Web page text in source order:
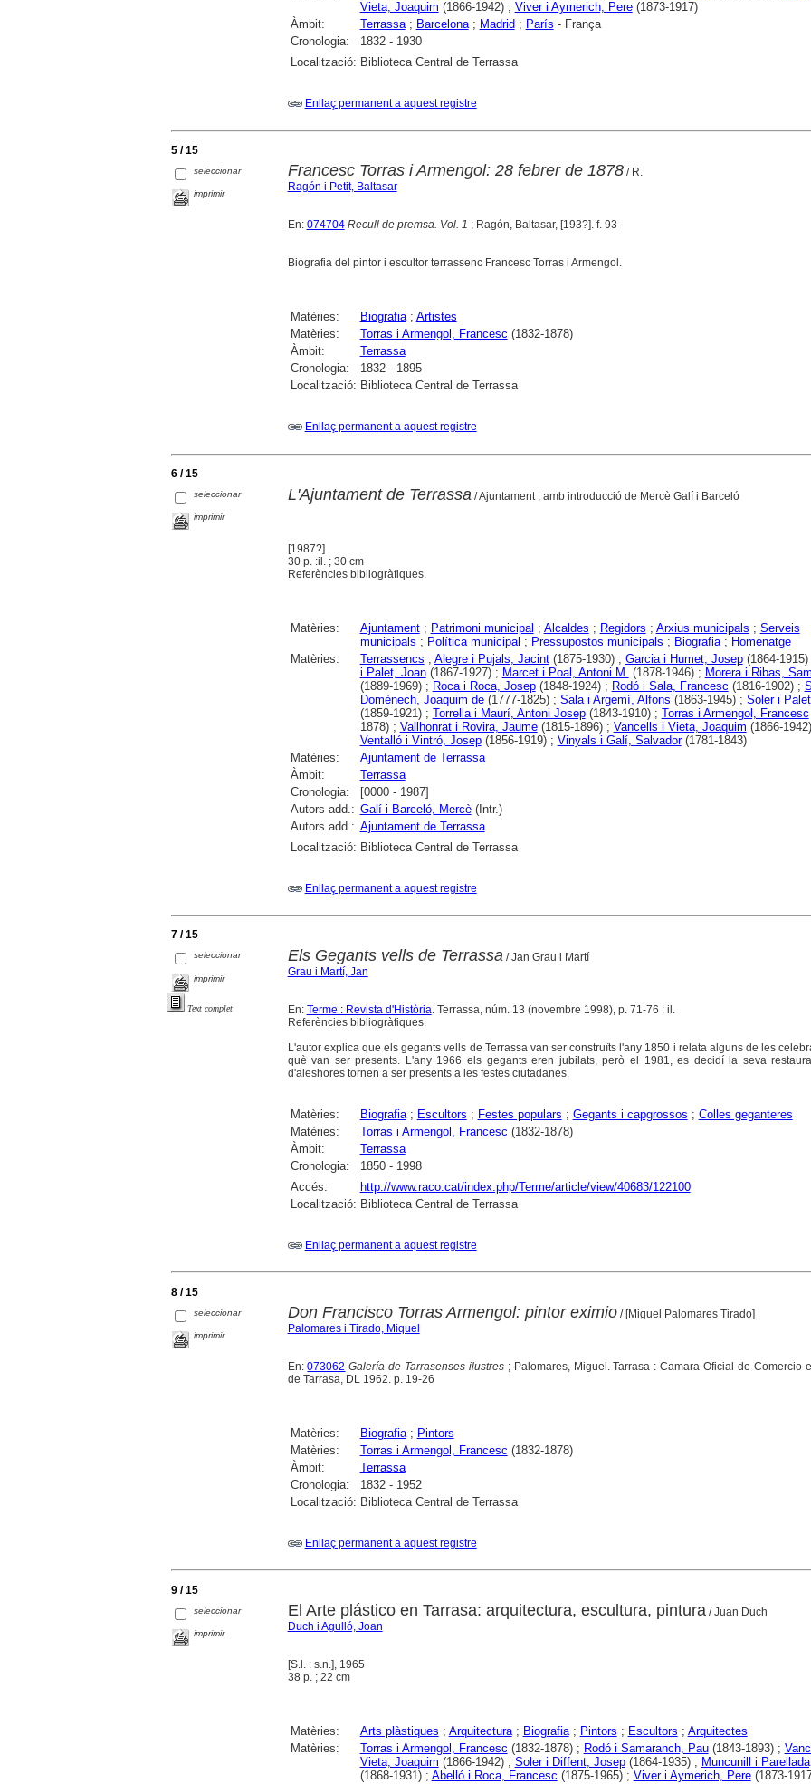
Vieta, Joaquim (1866-1942) ; Viver i Aymerich, Pere(1873-1917)
Àmbit:
Terrassa; Barcelona; Madrid ; París - França
Cronologia:
1832 - 1930
Localització: Biblioteca Central de Terrassa
Enllaç permanent a aquest registre
5 / 15
seleccionar
imprimir
Francesc Torras i Armengol: 28 febrer de 1878/ R.
Ragón i Petit, Baltasar
En: 074704 Recull de premsa. Vol. 1 ; Ragón, Baltasar, [193?]. f. 93
Biografia del pintor i escultor terrassenc Francesc Torras i Armengol.
Matèries: Biografia; Artistes
Matèries:
Torras i Armengol, Francesc (1832-1878)
Àmbit:
Terrassa
Cronologia:
1832 - 1895
Localització: Biblioteca Central de Terrassa
Enllaç permanent a aquest registre
6 / 15
seleccionar
imprimir
L'Ajuntament de Terrassa / Ajuntament ; amb introducció de Mercè Galí i Barceló
[1987?]
30 p. :il. ; 30 cm
Referències bibliogràfiques.
Matèries: Ajuntament; Patrimoni municipal ; Alcaldes ; Regidors ; Arxius municipals ; Serveis
municipals ; Política municipal ; Pressupostos municipals ; Biografia; Homenatge
Matèries:
Terrassencs ; Alegre i Pujals, Jacint(1875-1930) ; Garcia i Humet, Josep(1864-1915)
i Palet, Joan(1867-1927) ; Marcet i Poal, Antoni M. (1878-1946) ; Morera i Ribas,
(1889-1969) ; Roca i Roca, Josep(1848-1924) ; Rodó i Sala, Francesc (1816-1902) ;
Domènech, Joaquim de(1777-1825) ; Sala i Argemí, Alfons (1863-1945) ; Soler i
(1859-1921) ; Torrella i Maurí, Antoni Josep(1843-1910) ; Torras i Armengol, Francesc
1878) ; Vallhonrat i Rovira, Jaume(1815-1896) ; Vancells i Vieta, Joaquim (1866-
Ventalló i Vintró, Josep(1856-1919) ; Vinyals i Galí, Salvador(1781-1843)
Matèries:
Ajuntament de Terrassa
Àmbit:
Terrassa
Cronologia:
[0000 - 1987]
Autors add.: Galí i Barceló, Mercè(Intr.)
Autors add.: Ajuntament de Terrassa
Localització: Biblioteca Central de Terrassa
Enllaç permanent a aquest registre
7 / 15
seleccionar
imprimir
Text complet
Els Gegants vells de Terrassa / Jan Grau i Martí
Grau i Martí, Jan
En: Terme : Revista d'Història . Terrassa, núm. 13 (novembre 1998), p. 71-76 : il.
Referències bibliogràfiques.
L'autor explica que els gegants vells de Terrassa van ser construïts l'any 1850 i relata alguns de les
què van ser presents. L'any 1966 els gegants eren jubilats, però el 1981, es decidí la seva
d'aleshores tornen a ser presents a les festes ciutadanes.
Matèries: Biografia; Escultors ; Festes populars ; Gegants i capgrossos ; Colles geganteres
Matèries:
Torras i Armengol, Francesc (1832-1878)
Àmbit:
Terrassa
Cronologia:
1850 - 1998
Accés:
http://www.raco.cat/index.php/Terme/article/view/40683/122100
Localització: Biblioteca Central de Terrassa
Enllaç permanent a aquest registre
8 / 15
seleccionar
imprimir
Don Francisco Torras Armengol: pintor eximio/ [Miguel Palomares Tirado]
Palomares i Tirado, Miquel
En:073062 Galería de Tarrasenses ilustres; Palomares, Miguel. Tarrasa : Camara Oficial de Comercio
de Tarrasa, DL 1962. p. 19-26
Matèries: Biografia; Pintors
Matèries:
Torras i Armengol, Francesc (1832-1878)
Àmbit:
Terrassa
Cronologia:
1832 - 1952
Localització: Biblioteca Central de Terrassa
Enllaç permanent a aquest registre
9 / 15
seleccionar
imprimir
El Arte plástico en Tarrasa: arquitectura, escultura, pintura/ Juan Duch
Duch i Agulló, Joan
[S.l. : s.n.], 1965
38 p. ; 22 cm
Matèries: Arts plàstiques ; Arquitectura; Biografia; Pintors ; Escultors ; Arquitectes
Matèries:
Torras i Armengol, Francesc (1832-1878) ; Rodó i Samaranch, Pau(1843-1893) ;
Vieta, Joaquim (1866-1942) ; Soler i Diffent, Josep(1864-1935) ; Muncunill i
(1868-1931) ; Abelló i Roca, Francesc (1875-1965) ; Viver i Aymerich, Pere(1873-